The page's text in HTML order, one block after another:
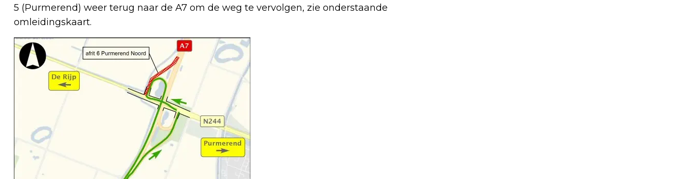
5 (Purmerend) weer terug naar de A7 om de weg te vervolgen, zie onderstaande
omleidingskaart.